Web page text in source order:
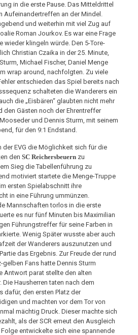
in die erste Pause. Das Mitteldrittel
Aufeinandertreffen an der Mindel.
und weiterhin mit viel Zug auf
Roman Jourkov. Es war eine Frage
wieder klingeln würde. Den 5-Tore-
Christian Czaika in der 25. Minute,
Michael Fischer, Daniel Menge
wrap around, nachfolgten. Zu viele
entschieden das Spiel bereits nach
schalteten die Wanderers ein
die „Eisbären“ glaubten nicht mehr
den Gästen noch der Ehrentreffer
und Dennis Sturm, mit seinem
für den 9:1 Endstand.
der EVG die Möglichkeit sich für die
den SC Reichersbeuern zu
Sieg die Tabellenführung zu
motiviert startete die Menge-Truppe
ersten Spielabschnitt ihre
in eine Führung ummünzen.
Mannschaften torlos in die erste
es nur fünf Minuten bis Maximilian
Führungstreffer für seine Farben in
Wenig Später wusste aber auch
der Wanderers auszunutzen und
das Ergebnis. Zur Freude der rund
Fans hatte Dennis Sturm
Antwort parat stellte den alten
Hausherren taten nach dem
dafür, den ersten Platz der
und machten vor dem Tor von
mächtig Druck. Dieser machte sich
als der SCR erneut den Ausgleich
entwickelte sich eine spannende